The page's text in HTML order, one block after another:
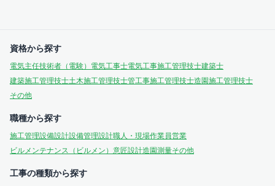
資格から探す
電気主任技術者（電験） 電気工事士電気工事施工管理技士建築士
建築施工管理技士土木施工管理技士管工事施工管理技士造園施工管理技士
その他
職種から探す
施工管理設備設計設備管理設計職人・現場作業員営業
ビルメンテナンス（ビルメン） 意匠設計造園測量その他
工事の種類から探す